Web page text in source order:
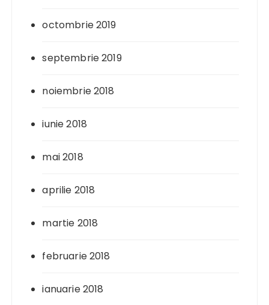
octombrie 2019
septembrie 2019
noiembrie 2018
iunie 2018
mai 2018
aprilie 2018
martie 2018
februarie 2018
ianuarie 2018